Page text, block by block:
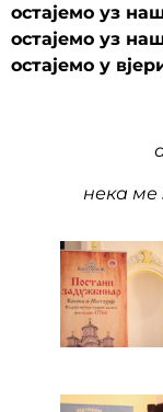
остајемо уз
остајемо уз
остајемо у
нека ме